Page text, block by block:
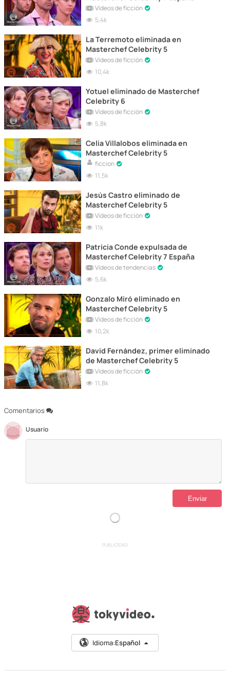
Comentarios
Usuario
Vídeos de ficción
5,4k
La Terremoto eliminada en
Masterchef Celebrity 5
Vídeos de ficción
10,4k
Yotuel eliminado de Masterchef
Celebrity 6
Vídeos de ficción
5,8k
Celia Villalobos eliminada en
Masterchef Celebrity 5
ficcion
11,5k
Jesús Castro eliminado de
Masterchef Celebrity 5
Vídeos de ficción
11k
Patricia Conde expulsada de
Masterchef Celebrity 7 España
Vídeos de tendencias
5,6k
Gonzalo Miró eliminado en
Masterchef Celebrity 5
Vídeos de ficción
10,2k
David Fernández, primer eliminado
de Masterchef Celebrity 5
Vídeos de ficción
11,8k
PUBLICIDAD
Idioma:Español